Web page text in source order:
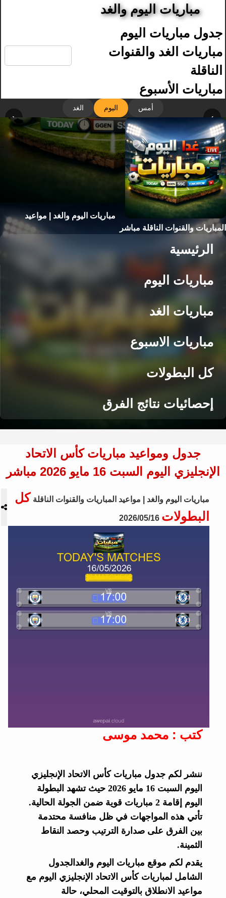
مباريات اليوم والغد
جدول مباريات اليوم
مباريات الغد والقنوات
الناقلة
مباريات الأسبوع
أمس اليوم الغد
‹ ›
مباريات اليوم والغد | مواعيد
المباريات والقنوات الناقلة مباشر
الرئيسية
مباريات اليوم
مباريات الغد
مباريات الاسبوع
كل البطولات
إحصائيات نتائج الفرق
جدول ومواعيد مباريات كأس الاتحاد
الإنجليزي اليوم السبت 16 مايو 2026 مباشر
مباريات اليوم والغد | مواعيد المباريات والقنوات الناقلة كل
البطولات 2026/05/16
كتب : محمد موسى
ننشر لكم جدول مباريات كأس الاتحاد الإنجليزي
اليوم السبت 16 مايو 2026 حيث تشهد البطولة
اليوم إقامة 2 مباريات قوية ضمن الجولة الحالية.
تأتي هذه المواجهات في ظل منافسة محتدمة
بين الفرق على صدارة الترتيب وحصد النقاط
الثمينة.
يقدم لكم موقع مباريات اليوم والغدالجدول
الشامل لمباريات كأس الاتحاد الإنجليزي اليوم مع
مواعيد الانطلاق بالتوقيت المحلي، حالة